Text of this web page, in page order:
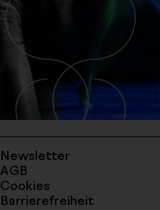
Newsletter
AGB
Cookies
Barrierefreiheit